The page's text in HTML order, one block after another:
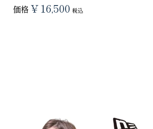
価格 ¥ 16,500 税込